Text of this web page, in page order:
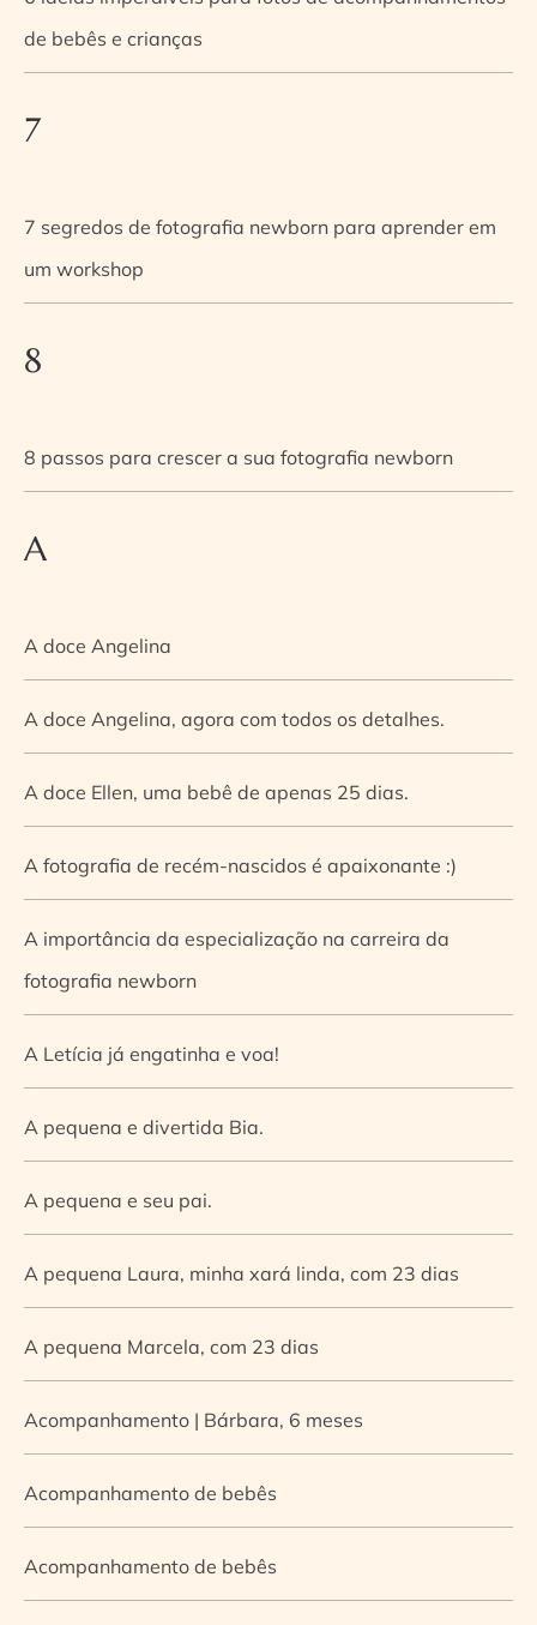
de bebês e crianças
7
7 segredos de fotografia newborn para aprender em
um workshop
8
8 passos para crescer a sua fotografia newborn
A
A doce Angelina
A doce Angelina, agora com todos os detalhes.
A doce Ellen, uma bebê de apenas 25 dias.
A fotografia de recém-nascidos é apaixonante :)
A importância da especialização na carreira da
fotografia newborn
A Letícia já engatinha e voa!
A pequena e divertida Bia.
A pequena e seu pai.
A pequena Laura, minha xará linda, com 23 dias
A pequena Marcela, com 23 dias
Acompanhamento | Bárbara, 6 meses
Acompanhamento de bebês
Acompanhamento de bebês